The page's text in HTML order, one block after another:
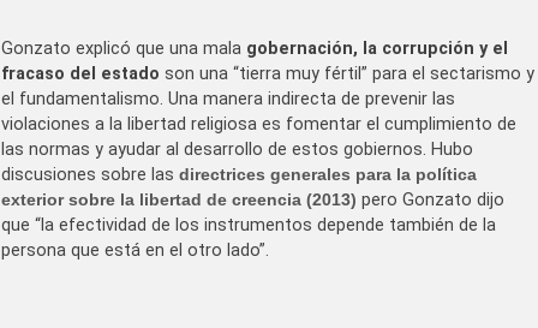
Gonzato explicó que una mala gobernación, la corrupción y el
fracaso del estado son una “tierra muy fértil” para el sectarismo y
el fundamentalismo. Una manera indirecta de prevenir las
violaciones a la libertad religiosa es fomentar el cumplimiento de
las normas y ayudar al desarrollo de estos gobiernos. Hubo
discusiones sobre las directrices generales para la política
exterior sobre la libertad de creencia (2013) pero Gonzato dijo
que “la efectividad de los instrumentos depende también de la
persona que está en el otro lado”.